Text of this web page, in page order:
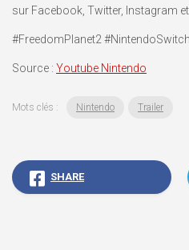
sur Facebook, Twitter, Instagram
#FreedomPlanet2 #NintendoSwitch
Source : Youtube Nintendo
Mots clés : Nintendo Trailer
SHARE